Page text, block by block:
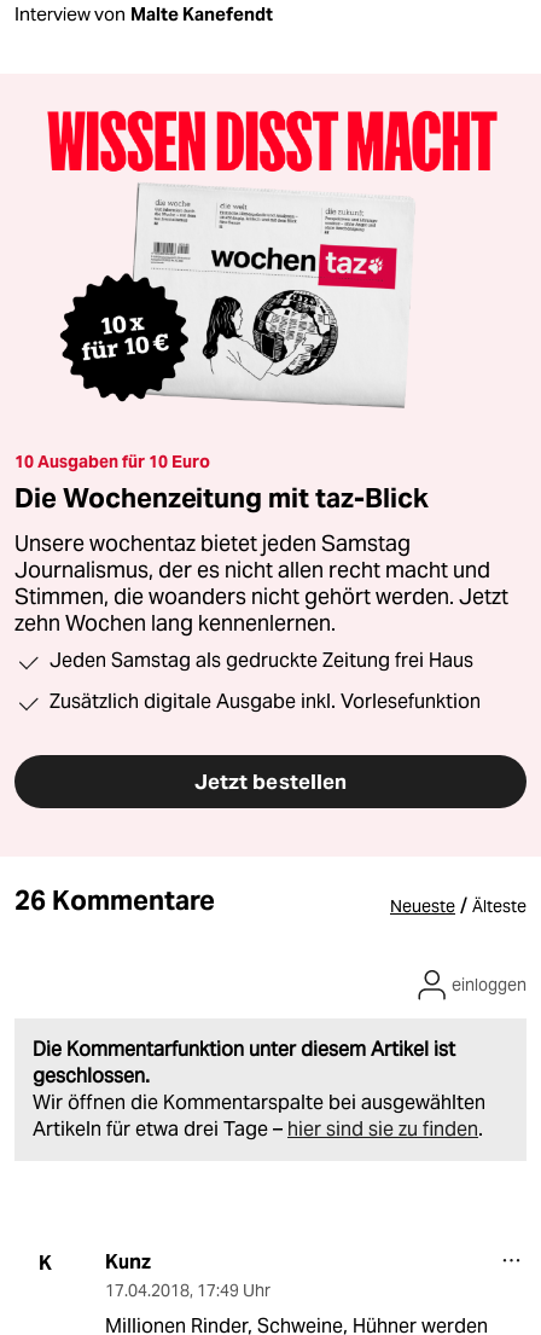
Interview von Malte Kanefendt
10 Ausgaben für 10 Euro
Die Wochenzeitung mit taz-Blick
Unsere wochentaz bietet jeden Samstag
Journalismus, der es nicht allen recht macht und
Stimmen, die woanders nicht gehört werden. Jetzt
zehn Wochen lang kennenlernen.
Jeden Samstag als gedruckte Zeitung frei Haus
Zusätzlich digitale Ausgabe inkl. Vorlesefunktion
Jetzt bestellen
26 Kommentare Neueste / Älteste
Die Kommentarfunktion unter diesem Artikel ist
geschlossen.
Wir öffnen die Kommentarspalte bei ausgewählten
Artikeln für etwa drei Tage – hier sind sie zu finden.
einloggen
K Kunz
17.04.2018, 17:49 Uhr
Millionen Rinder, Schweine, Hühner werden